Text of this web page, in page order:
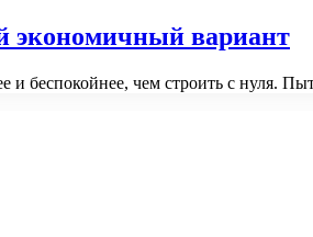
экономичный вариант
и беспокойнее, чем строить с нуля.